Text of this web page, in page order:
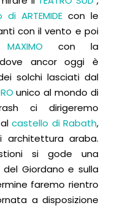
ARTEMIDE con le
con il vento e poi
con la
ancor oggi è
solchi lasciati dal
unico al mondo di
ci dirigeremo
castello di Rabath,
architettura araba.
si gode una
Giordano e sulla
faremo rientro
a disposizione